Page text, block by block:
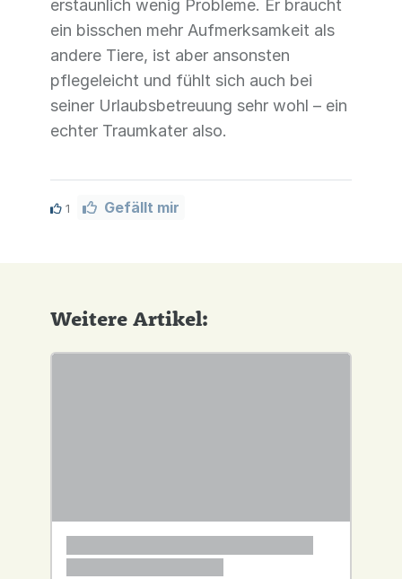
erstaunlich wenig Probleme. Er braucht
ein bisschen mehr Aufmerksamkeit als
andere Tiere, ist aber ansonsten
pflegeleicht und fühlt sich auch bei
seiner Urlaubsbetreuung sehr wohl – ein
echter Traumkater also.
1 Gefällt mir
Weitere Artikel: